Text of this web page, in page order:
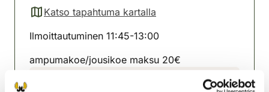
Katso tapahtuma kartalla
(avautuu uuteen välilehteen)
Ilmoittautuminen 11:45-13:00
ampumakoe/jousikoe maksu 20€